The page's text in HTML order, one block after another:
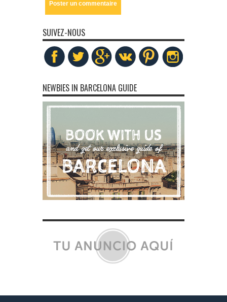
SUIVEZ-NOUS
NEWBIES IN BARCELONA GUIDE